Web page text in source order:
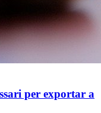
per exportar a